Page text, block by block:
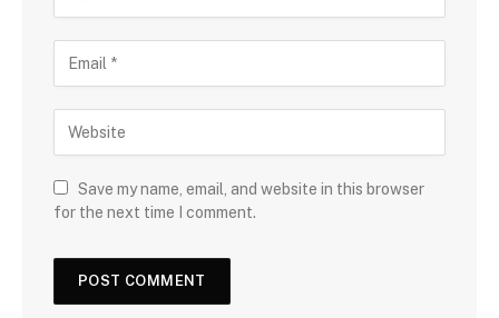
Save my name, email, and website in this browser
for the next time I comment.